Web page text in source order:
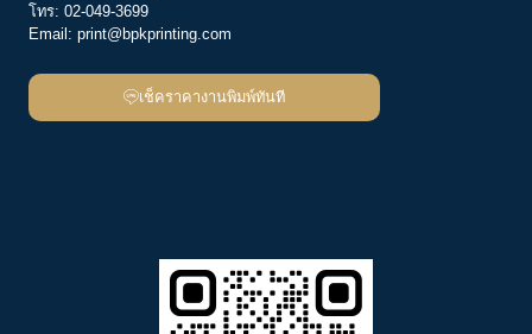
โทร: 02-049-3699
Email: print@bpkprinting.com
เช็คราคางานพิมพ์ทันที